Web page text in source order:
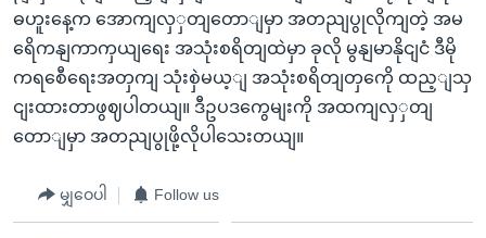
ဓဟူးနေ့က အောကျလှှတျတောျမှာ အတညျပွုလိုကျတဲ့ အမ
ရေိကနျကာကှယျရေး အသုံးစရိတျထဲမှာ ခုလို မွနျမာနိုငျငံ ဒီမို
ကရစေီရေးအတှကျ သုံးစှဲမယ့ျ အသုံးစရိတျတှကေို ထည့ျသှ
ငျးထားတာဖွဈပါတယျ။ ဒီဥပဒကွေမျးကို အထကျလှှတျ
တောျမှာ အတညျပွုဖို့လိုပါသေးတယျ။
မျှဝေပါ Follow us